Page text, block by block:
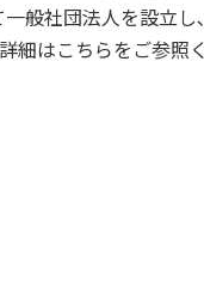
般社団法人を設立し､
細はこちらをご参照く